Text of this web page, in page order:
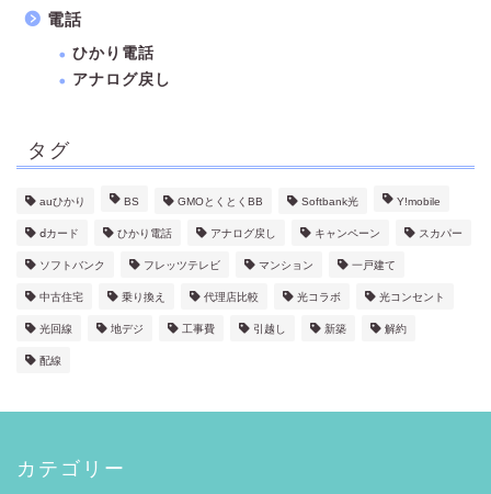
電話
ひかり電話
アナログ戻し
タグ
auひかり BS GMOとくとくBB Softbank光 Y!mobile
ⅾカード ひかり電話 アナログ戻し キャンペーン スカパー
ソフトバンク フレッツテレビ マンション 一戸建て
中古住宅 乗り換え 代理店比較 光コラボ 光コンセント
光回線 地デジ 工事費 引越し 新築 解約
配線
カテゴリー